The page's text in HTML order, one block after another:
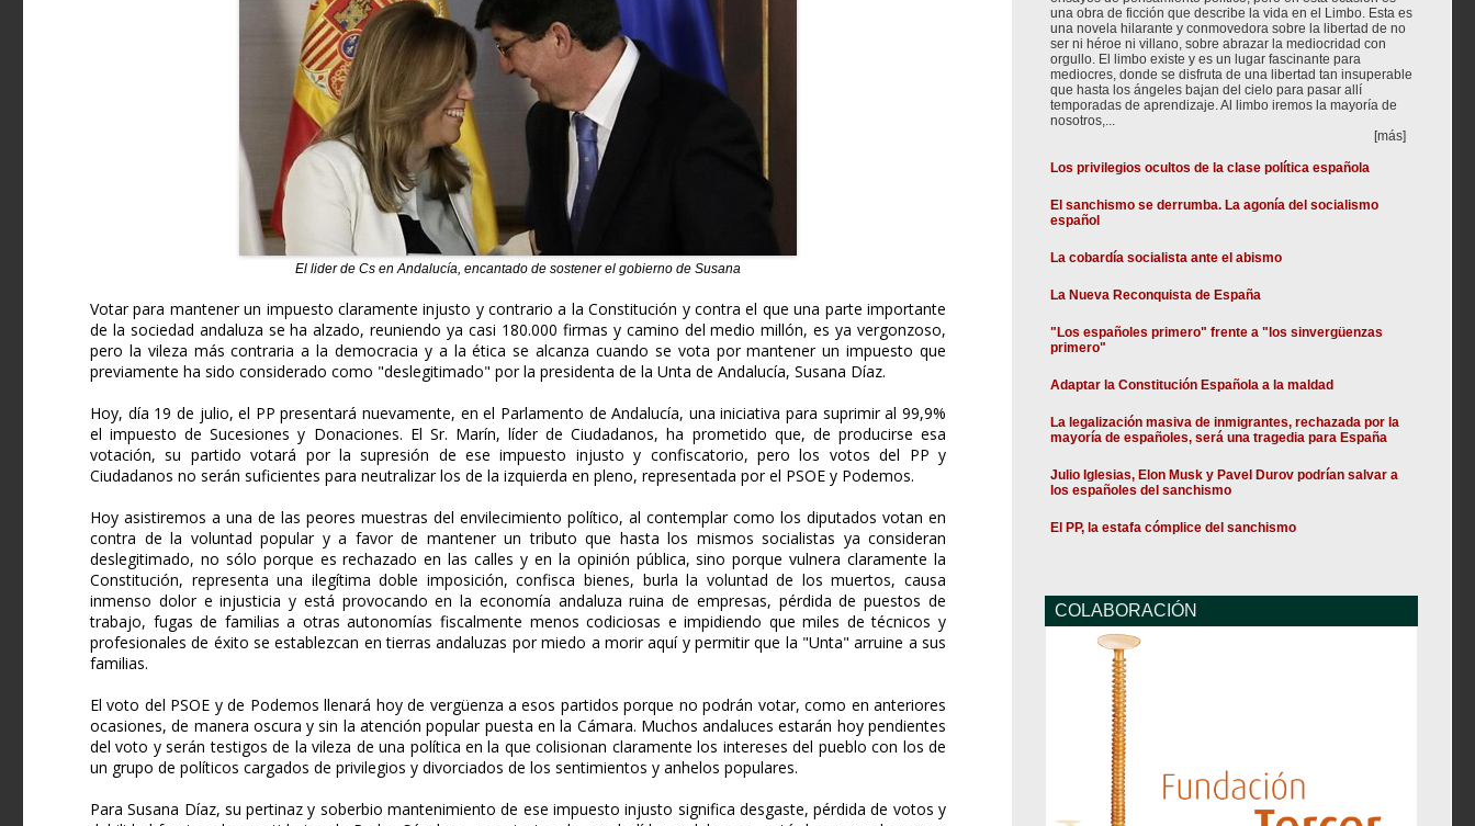
El lider de Cs en Andalucía, encantado de sostener el gobierno de Susana
Votar para mantener un impuesto claramente injusto y contrario a la Constitución y contra el que una parte importante
de la sociedad andaluza se ha alzado, reuniendo ya casi 180.000 firmas y camino del medio millón, es ya vergonzoso,
pero la vileza más contraria a la democracia y a la ética se alcanza cuando se vota por mantener un impuesto que
previamente ha sido considerado como "deslegitimado" por la presidenta de la Unta de Andalucía, Susana Díaz.
Hoy, día 19 de julio, el PP presentará nuevamente, en el Parlamento de Andalucía, una iniciativa para suprimir al 99,9%
el impuesto de Sucesiones y Donaciones. El Sr. Marín, líder de Ciudadanos, ha prometido que, de producirse esa
votación, su partido votará por la supresión de ese impuesto injusto y confiscatorio, pero los votos del PP y
Ciudadanos no serán suficientes para neutralizar los de la izquierda en pleno, representada por el PSOE y Podemos.
Hoy asistiremos a una de las peores muestras del envilecimiento político, al contemplar como los diputados votan en
contra de la voluntad popular y a favor de mantener un tributo que hasta los mismos socialistas ya consideran
deslegitimado, no sólo porque es rechazado en las calles y en la opinión pública, sino porque vulnera claramente la
Constitución, representa una ilegítima doble imposición, confisca bienes, burla la voluntad de los muertos, causa
inmenso dolor e injusticia y está provocando en la economía andaluza ruina de empresas, pérdida de puestos de
trabajo, fugas de familias a otras autonomías fiscalmente menos codiciosas e impidiendo que miles de técnicos y
profesionales de éxito se establezcan en tierras andaluzas por miedo a morir aquí y permitir que la "Unta" arruine a sus
familias.
El voto del PSOE y de Podemos llenará hoy de vergüenza a esos partidos porque no podrán votar, como en anteriores
ocasiones, de manera oscura y sin la atención popular puesta en la Cámara. Muchos andaluces estarán hoy pendientes
del voto y serán testigos de la vileza de una política en la que colisionan claramente los intereses del pueblo con los de
un grupo de políticos cargados de privilegios y divorciados de los sentimientos y anhelos populares.
Para Susana Díaz, su pertinaz y soberbio mantenimiento de ese impuesto injusto significa desgaste, pérdida de votos y
una obra de ficción que describe la vida en el Limbo. Esta es
una novela hilarante y conmovedora sobre la libertad de no
ser ni héroe ni villano, sobre abrazar la mediocridad con
orgullo. El limbo existe y es un lugar fascinante para
mediocres, donde se disfruta de una libertad tan insuperable
que hasta los ángeles bajan del cielo para pasar allí
temporadas de aprendizaje. Al limbo iremos la mayoría de
nosotros,...
[más]
Los privilegios ocultos de la clase política española
El sanchismo se derrumba. La agonía del socialismo
español
La cobardía socialista ante el abismo
La Nueva Reconquista de España
"Los españoles primero" frente a "los sinvergüenzas
primero"
Adaptar la Constitución Española a la maldad
La legalización masiva de inmigrantes, rechazada por la
mayoría de españoles, será una tragedia para España
Julio Iglesias, Elon Musk y Pavel Durov podrían salvar a
los españoles del sanchismo
El PP, la estafa cómplice del sanchismo
COLABORACIÓN